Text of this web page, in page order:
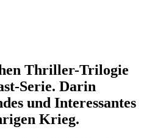
Thriller-Trilogie
Serie. Darin
und Interessantes
Krieg.